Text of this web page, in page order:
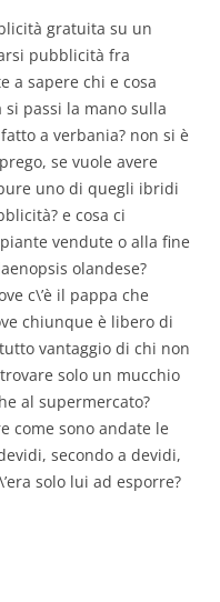
gratuita su un
pubblicità fra
a sapere chi e cosa
passi la mano sulla
a verbania? non si è
se vuole avere
uno di quegli ibridi
e cosa ci
vendute o alla fine
olandese?
c\’è il pappa che
chiunque è libero di
vantaggio di chi non
solo un mucchio
al supermercato?
come sono andate le
secondo a devidi,
solo lui ad esporre?